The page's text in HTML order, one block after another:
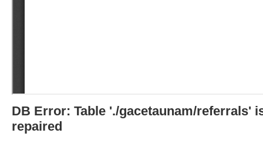
DB Error: Table './gacetaunam/referrals'
repaired